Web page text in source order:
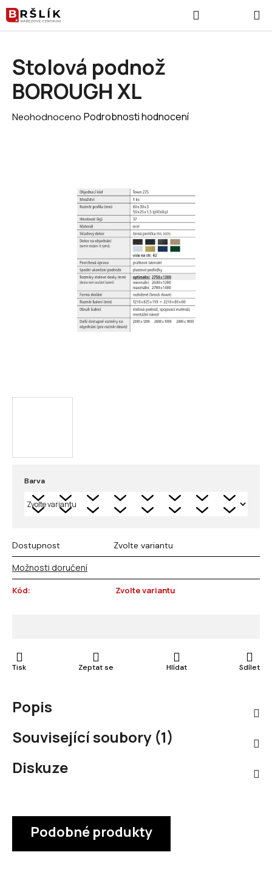
Přejít na obsah
Barva
Dostupnost Zvolte variantu
Možnosti doručení
Kód: Zvolte variantu
Tisk Zeptat se Hlídat Sdílet
Stolová podnož
BOROUGH XL
Průměrné hodnocení produktu je 0,0 z 5 hvězdiček.
Neohodnoceno Podrobnosti hodnocení
Popis
Související soubory (1)
Diskuze
Podobné produkty